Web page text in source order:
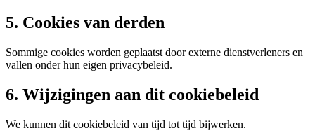
5. Cookies van derden
Sommige cookies worden geplaatst door externe dienstverleners en
vallen onder hun eigen privacybeleid.
6. Wijzigingen aan dit cookiebeleid
We kunnen dit cookiebeleid van tijd tot tijd bijwerken.